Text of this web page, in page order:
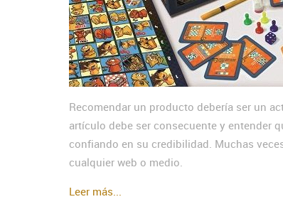
Recomendar un producto debería ser un
artículo debe ser consecuente y entender
confiando en su credibilidad. Muchas
cualquier web o medio.
Leer más...